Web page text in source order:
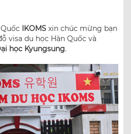
IKOMS xin chúc mừng bạn
visa du học Hàn Quốc và
học Kyungsung.